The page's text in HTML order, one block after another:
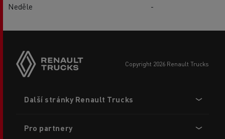
Neděle
-
copyright 2026 Renault Trucks
menu
Další stránky Renault Trucks
Pro partnery